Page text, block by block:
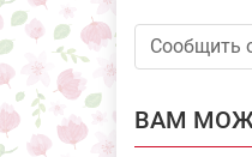
Сообщить
ВАМ